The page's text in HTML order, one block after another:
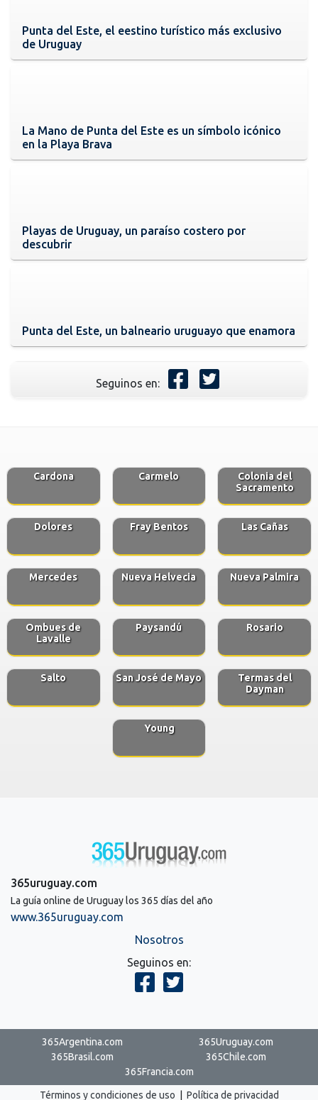
Punta del Este, el eestino turístico más exclusivo
de Uruguay
La Mano de Punta del Este es un símbolo icónico
en la Playa Brava
Playas de Uruguay, un paraíso costero por
descubrir
Punta del Este, un balneario uruguayo que enamora
Seguinos en:
Cardona Carmelo
Colonia del
Sacramento
Dolores Fray Bentos Las Cañas
Mercedes Nueva Helvecia Nueva Palmira
Ombues de
Lavalle
Paysandú Rosario
Salto San José de Mayo
Termas del
Dayman
Young
365uruguay.com
La guía online de Uruguay los 365 días del año
www.365uruguay.com
Nosotros
Seguinos en:
365Argentina.com
365Uruguay.com
365Brasil.com
365Chile.com
365Francia.com
Términos y condiciones de uso Política de privacidad